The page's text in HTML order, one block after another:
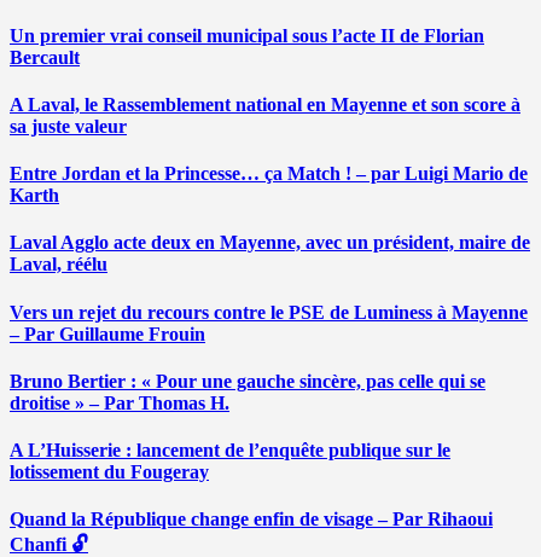
Un premier vrai conseil municipal sous l’acte II de Florian
Bercault
A Laval, le Rassemblement national en Mayenne et son score à
sa juste valeur
Entre Jordan et la Princesse… ça Match ! – par Luigi Mario de
Karth
Laval Agglo acte deux en Mayenne, avec un président, maire de
Laval, réélu
Vers un rejet du recours contre le PSE de Luminess à Mayenne
– Par Guillaume Frouin
Bruno Bertier : « Pour une gauche sincère, pas celle qui se
droitise » – Par Thomas H.
A L’Huisserie : lancement de l’enquête publique sur le
lotissement du Fougeray
Quand la République change enfin de visage – Par Rihaoui
Chanfi 🔓